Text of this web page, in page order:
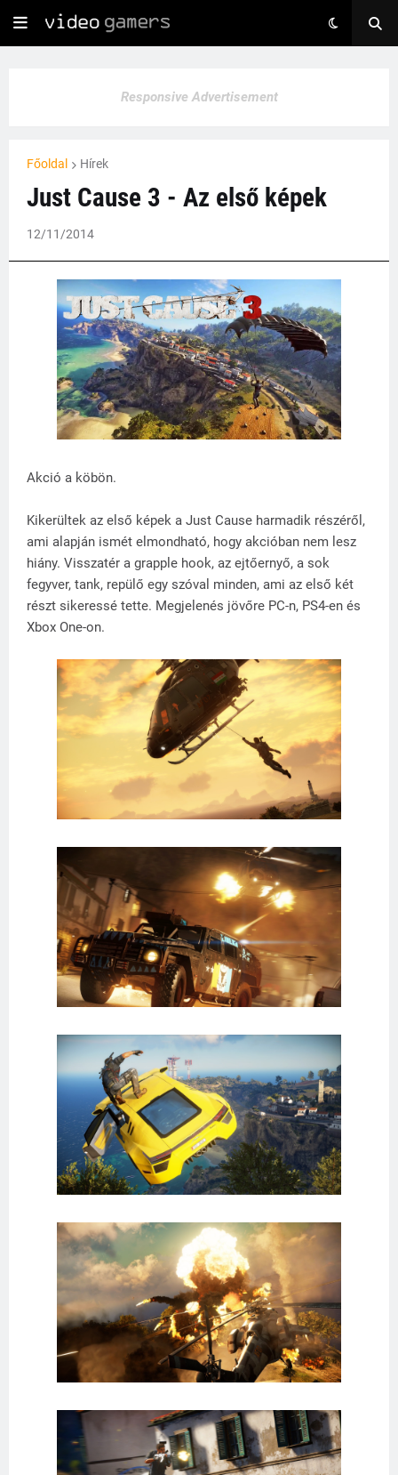
Responsive Advertisement
Főoldal Hírek
Just Cause 3 - Az első képek
12/11/2014
Akció a köbön.
Kikerültek az első képek a Just Cause harmadik részéről,
ami alapján ismét elmondható, hogy akcióban nem lesz
hiány. Visszatér a grapple hook, az ejtőernyő, a sok
fegyver, tank, repülő egy szóval minden, ami az első két
részt sikeressé tette. Megjelenés jövőre PC-n, PS4-en és
Xbox One-on.